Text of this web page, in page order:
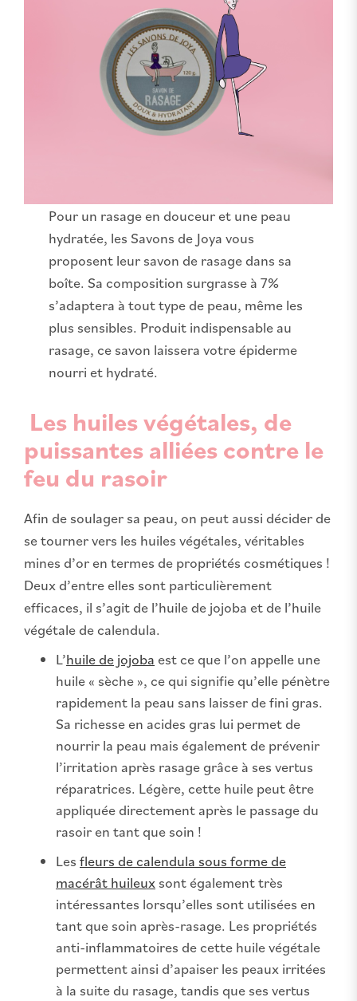
Pour un rasage en douceur et une peau
hydratée, les Savons de Joya vous
proposent leur savon de rasage dans sa
boîte. Sa composition surgrasse à 7%
s’adaptera à tout type de peau, même les
plus sensibles. Produit indispensable au
rasage, ce savon laissera votre épiderme
nourri et hydraté.
Les huiles végétales, de
puissantes alliées contre le
feu du rasoir
Afin de soulager sa peau, on peut aussi décider de
se tourner vers les huiles végétales, véritables
mines d’or en termes de propriétés cosmétiques !
Deux d’entre elles sont particulièrement
efficaces, il s’agit de l’huile de jojoba et de l’huile
végétale de calendula.
L’huile de jojoba est ce que l’on appelle une
huile « sèche », ce qui signifie qu’elle pénètre
rapidement la peau sans laisser de fini gras.
Sa richesse en acides gras lui permet de
nourrir la peau mais également de prévenir
l’irritation après rasage grâce à ses vertus
réparatrices. Légère, cette huile peut être
appliquée directement après le passage du
rasoir en tant que soin !
Les fleurs de calendula sous forme de
macérât huileux sont également très
intéressantes lorsqu’elles sont utilisées en
tant que soin après-rasage. Les propriétés
anti-inflammatoires de cette huile végétale
permettent ainsi d’apaiser les peaux irritées
à la suite du rasage, tandis que ses vertus